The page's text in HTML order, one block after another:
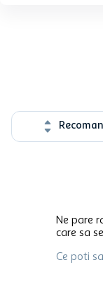
Ne pare
care sa
Ce poti